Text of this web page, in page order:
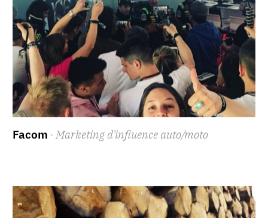
Facom · Marketing d’influence auto/moto